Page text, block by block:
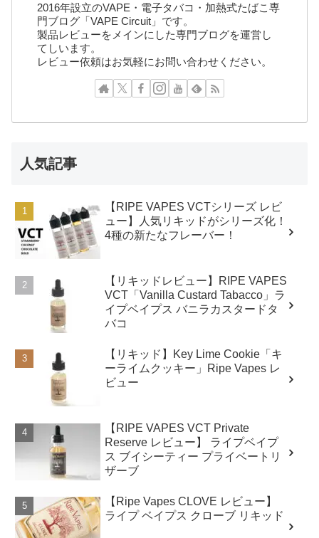
2016年設立のVAPE・電子タバコ・加熱式たばこ専
門ブログ「VAPE Circuit」です。
製品レビューをメインにした専門ブログを運営し
てしいます。
レビュー依頼はお気軽にお問い合わせください。
人気記事
【RIPE VAPES VCTシリーズ レビ
ュー】人気リキッドがシリーズ化！
4種の新たなフレーバー！
【リキッドレビュー】RIPE VAPES
VCT「Vanilla Custard Tabacco」ラ
イプベイプス バニラカスタードタ
バコ
【リキッド】Key Lime Cookie「キ
ーライムクッキー」Ripe Vapes レ
ビュー
【RIPE VAPES VCT Private
Reserve レビュー】 ライプベイプ
ス ブイシーティー プライベートリ
ザーブ
【Ripe Vapes CLOVE レビュー】
ライプ ベイプス クローブ リキッド